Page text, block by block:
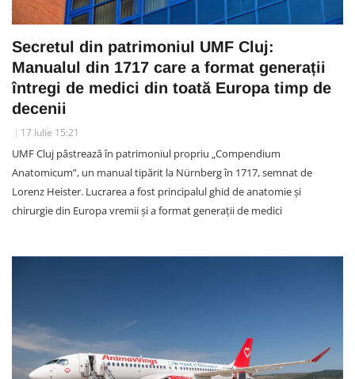
Secretul din patrimoniul UMF Cluj:
Manualul din 1717 care a format generații
întregi de medici din toată Europa timp de
decenii
17 Iulie 15:21
UMF Cluj păstrează în patrimoniul propriu „Compendium
Anatomicum”, un manual tipărit la Nürnberg în 1717, semnat de
Lorenz Heister. Lucrarea a fost principalul ghid de anatomie și
chirurgie din Europa vremii și a format generații de medici